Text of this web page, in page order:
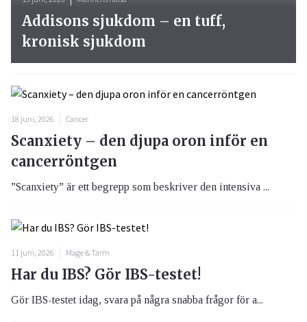
Addisons sjukdom – en tuff,
kronisk sjukdom
18 juni, 2026 Cancer
Scanxiety – den djupa oron inför en
cancerröntgen
”Scanxiety” är ett begrepp som beskriver den intensiva ...
11 juni, 2026 Mage & Tarm
Har du IBS? Gör IBS-testet!
Gör IBS-testet idag, svara på några snabba frågor för a...